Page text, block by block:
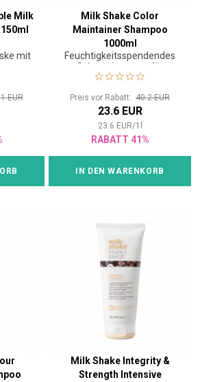
Milk
mit
EUR
Milk Shake Color
Maintainer Shampoo
1000ml
Feuchtigkeitsspendendes
Schutzshampoo für
coloriertes Haar
Preis vor Rabatt: 40.2 EUR
23.6 EUR
23.6 EUR/1
RABATT 41%
IN DEN WARENKORB
Milk Shake Integrity &
Strength Intensive